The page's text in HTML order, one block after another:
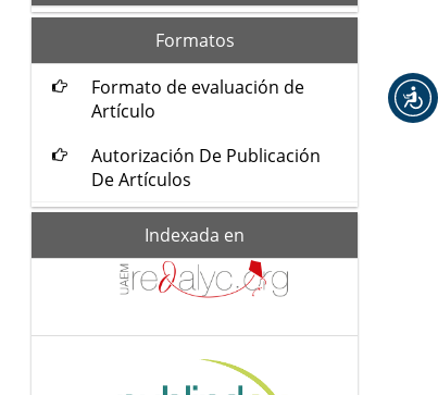
Formatos
Formato de evaluación de
Artículo
Autorización De Publicación
De Artículos
Indexada en